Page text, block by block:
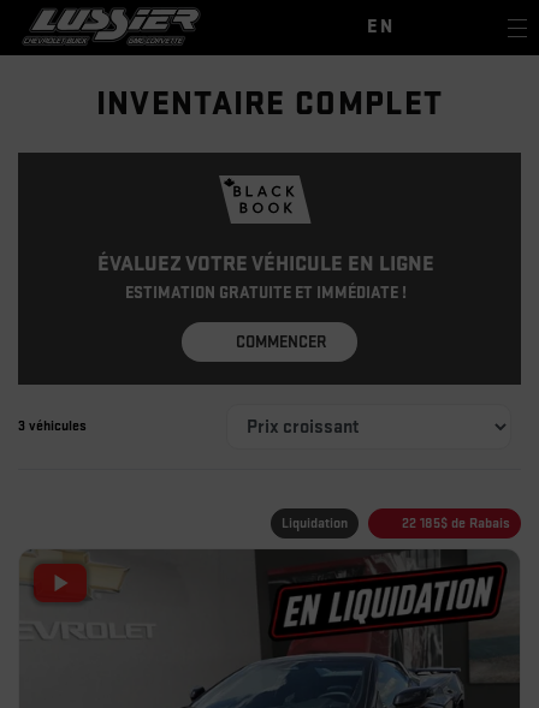
EN
INVENTAIRE COMPLET
ÉVALUEZ VOTRE VÉHICULE EN LIGNE
ESTIMATION GRATUITE ET IMMÉDIATE !
COMMENCER
3 véhicules
Liquidation 22 185$ de Rabais